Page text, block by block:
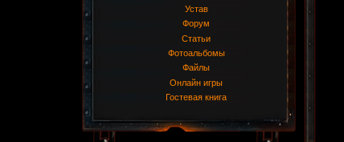
Устав
Форум
Статьи
Фотоальбомы
Файлы
Онлайн игры
Гостевая книга